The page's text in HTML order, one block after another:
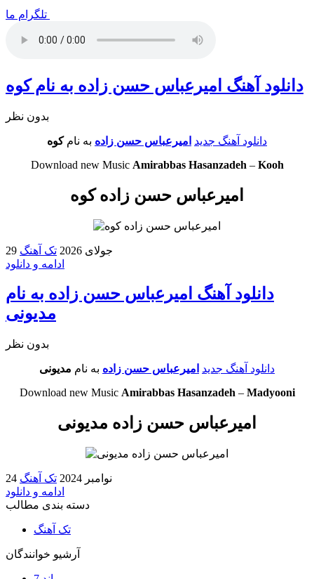
تلگرام ما
دانلود آهنگ امیرعباس حسن زاده به نام کوه
بدون نظر
دانلود آهنگ جدید امیرعباس حسن زاده به نامکوه
Download new Music Amirabbas Hasanzadeh – Kooh
امیرعباس حسن زاده کوه
29 جولای 2026
تک آهنگ
ادامه و دانلود
دانلود آهنگ امیرعباس حسن زاده به نام
مدیونی
بدون نظر
دانلود آهنگ جدید امیرعباس حسن زاده به نام مدیونی
Download new Music Amirabbas Hasanzadeh – Madyooni
امیرعباس حسن زاده مدیونی
24 نوامبر 2024
تک آهنگ
ادامه و دانلود
دسته بندی مطالب
تک آهنگ
آرشیو خوانندگان